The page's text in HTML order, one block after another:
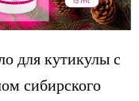
для кутикулы с
сибирского